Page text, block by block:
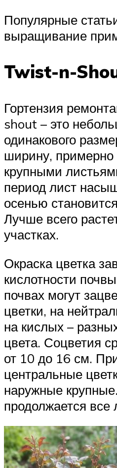
Популярные
выращивание
Twist-n-
Гортензия
shout – это
одинакового
ширину,
крупными
период лист
осенью
Лучше всего
участках.
Окраска цветка
кислотности
почвах могут
цветки, на
на кислых –
цвета. Соцветия
от 10 до 16 см.
центральные
наружные
продолжается все